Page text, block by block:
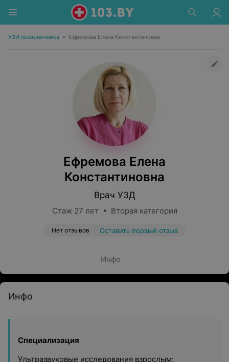
УЗИ позвоночника • Ефремова Елена Константиновна
Ефремова Елена
Константиновна
Врач УЗД
Стаж 27 лет • Вторая категория
Нет отзывов Оставить первый отзыв
Инфо
Инфо
Специализация
Ультразвуковые исследования взрослым: